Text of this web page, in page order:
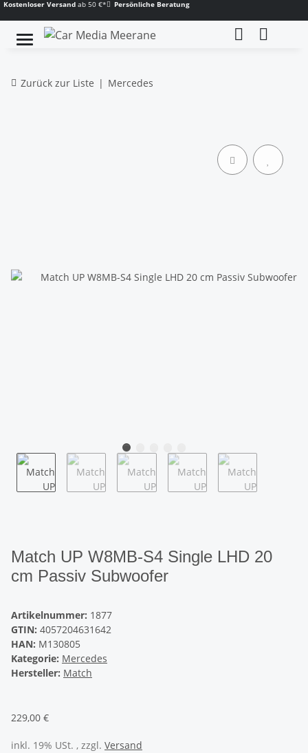
Kostenloser Versand ab 50 €* Persönliche Beratung
Zurück zur Liste Mercedes
Match UP W8MB-S4 Single LHD 20
cm Passiv Subwoofer
Artikelnummer: 1877
GTIN: 4057204631642
HAN: M130805
Kategorie: Mercedes
Hersteller: Match
229,00 €
inkl. 19% USt. , zzgl. Versand